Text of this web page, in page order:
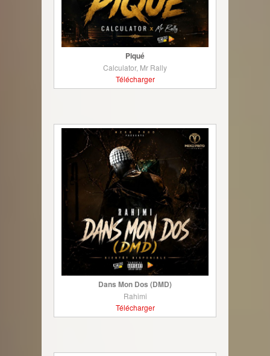
Piqué
Calculator, Mr Rally
Télécharger
Dans Mon Dos (DMD)
Rahimi
Télécharger